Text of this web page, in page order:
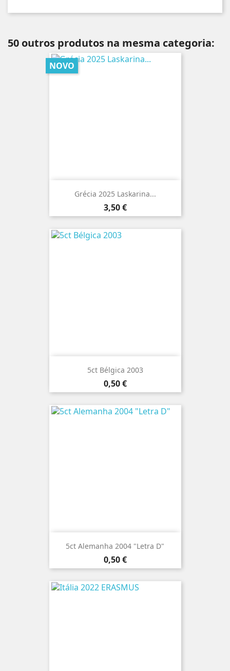
50 outros produtos na mesma categoria:
Grécia 2025 Laskarina...
Preço
3,50 €
NOVO
5ct Bélgica 2003
Preço
0,50 €
5ct Alemanha 2004 "Letra D"
Preço
0,50 €